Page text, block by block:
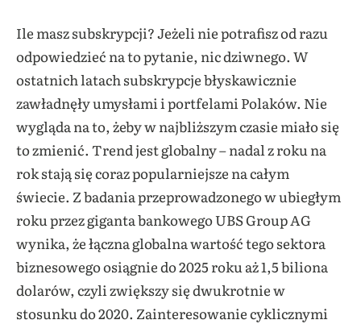
Ile masz subskrypcji? Jeżeli nie potrafisz od razu
odpowiedzieć na to pytanie, nic dziwnego. W
ostatnich latach subskrypcje błyskawicznie
zawładnęły umysłami i portfelami Polaków. Nie
wygląda na to, żeby w najbliższym czasie miało się
to zmienić. Trend jest globalny – nadal z roku na
rok stają się coraz popularniejsze na całym
świecie. Z badania przeprowadzonego w ubiegłym
roku przez giganta bankowego UBS Group AG
wynika, że łączna globalna wartość tego sektora
biznesowego osiągnie do 2025 roku aż 1,5 biliona
dolarów, czyli zwiększy się dwukrotnie w
stosunku do 2020. Zainteresowanie cyklicznymi